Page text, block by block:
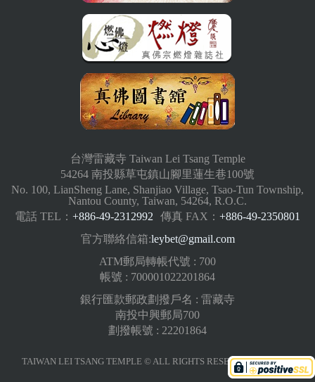
台灣雷藏寺 Taiwan Lei Tsang Temple
54264 南投縣草屯鎮山腳里蓮生巷100號
No. 100, LianSheng Lane, Shanjiao Village, Tsao-Tun Township,
Nantou County, Taiwan, 54264, R.O.C.
電話 TEL： +886-49-2312992 傳真 FAX： +886-49-2350801
官方聯絡信箱:leybet@gmail.com
ATM郵局轉帳代號 : 700
帳號 : 700001022201864
銀行匯款郵政劃撥戶名 : 雷藏寺
南投中興郵局700
劃撥帳號 : 22201864
TAIWAN LEI TSANG TEMPLE © ALL RIGHTS RESERVED.版權聲明